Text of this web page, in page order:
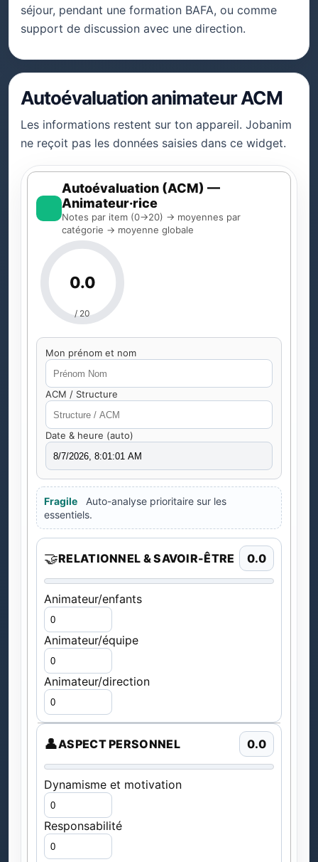
séjour, pendant une formation BAFA, ou comme
support de discussion avec une direction.
Autoévaluation animateur ACM
Les informations restent sur ton appareil. Jobanim
ne reçoit pas les données saisies dans ce widget.
Autoévaluation (ACM) —
Animateur·rice
Notes par item (0→20) → moyennes par
catégorie → moyenne globale
0.0
/ 20
Mon prénom et nom
ACM / Structure
Date & heure (auto)
Fragile
Auto-analyse prioritaire sur les
essentiels.
🤝RELATIONNEL & SAVOIR-ÊTRE 0.0
Animateur/enfants
Animateur/équipe
Animateur/direction
👤ASPECT PERSONNEL 0.0
Dynamisme et motivation
Responsabilité